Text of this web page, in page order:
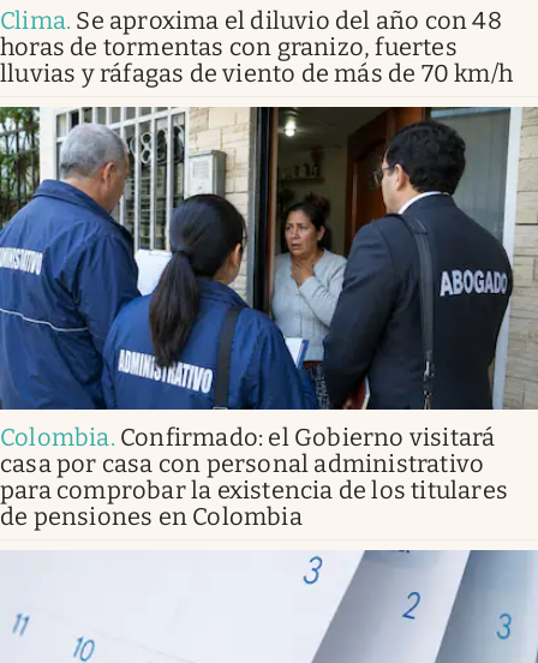
Clima. Se aproxima el diluvio del año con 48
horas de tormentas con granizo, fuertes
lluvias y ráfagas de viento de más de 70 km/h
Colombia. Confirmado: el Gobierno visitará
casa por casa con personal administrativo
para comprobar la existencia de los titulares
de pensiones en Colombia